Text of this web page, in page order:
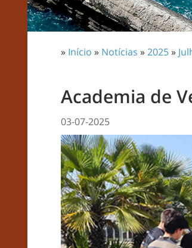
» Início » Notícias »2025»
Academia de
03-07-2025